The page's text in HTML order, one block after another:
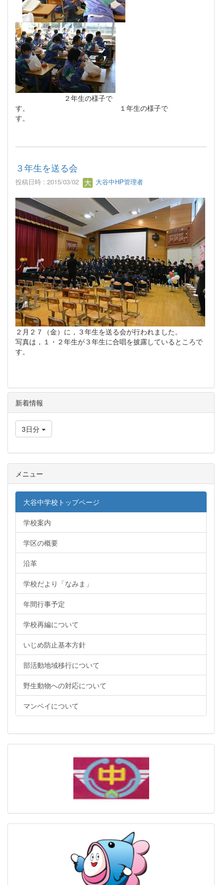
２年生の様子で
す。 １年生の様子で
す。
３年生を送る会
投稿日時 : 2015/03/02 大谷中HP管理者
２月２７（金）に，３年生を送る会が行われました。
写真は，１・２年生が３年生に合唱を披露しているところで
す。
新着情報
3日分
メニュー
大谷中学校トップページ
学校案内
学区の概要
沿革
学校だより「なみま」
年間行事予定
学校再編について
いじめ防止基本方針
部活動地域移行について
野生動物への対応について
マンベイについて